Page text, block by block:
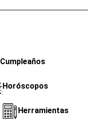
Cumpleaños
Horóscopos
Herramientas